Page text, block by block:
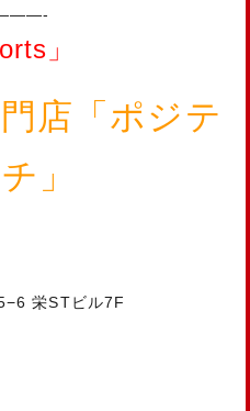
」
店「ポジテ
」
栄STビル7F